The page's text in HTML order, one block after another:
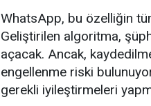
WhatsApp, bu özelliğin
Geliştirilen algoritma,
açacak. Ancak,
engellenme riski
gerekli iyileştirmeleri